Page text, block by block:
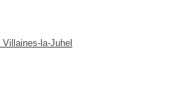
la-Juhel